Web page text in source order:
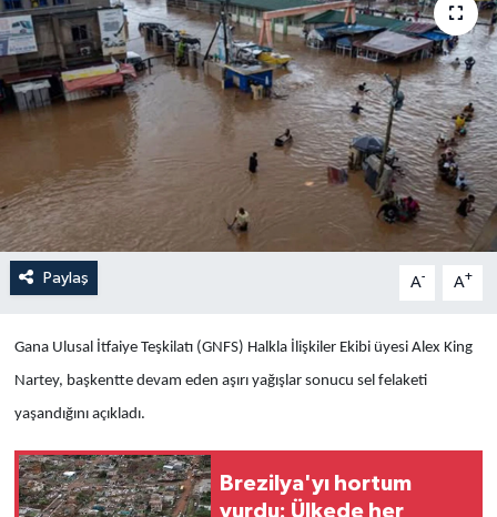
Paylaş A- A+
Gana Ulusal İtfaiye Teşkilatı (GNFS) Halkla İlişkiler Ekibi üyesi Alex King
Nartey, başkentte devam eden aşırı yağışlar sonucu sel felaketi
yaşandığını açıkladı.
Brezilya'yı hortum
vurdu: Ülkede her
Yaşam
Anali̇z
Bi̇li̇m & Teknoloji̇
Dünya
Eği̇ti̇m